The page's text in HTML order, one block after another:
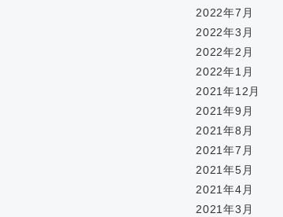
2022年7月
2022年3月
2022年2月
2022年1月
2021年12月
2021年9月
2021年8月
2021年7月
2021年5月
2021年4月
2021年3月